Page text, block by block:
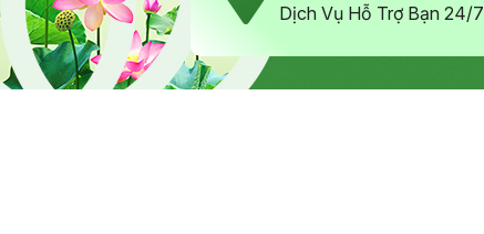
Dịch Vụ Hỗ Trợ Bạn 24/7